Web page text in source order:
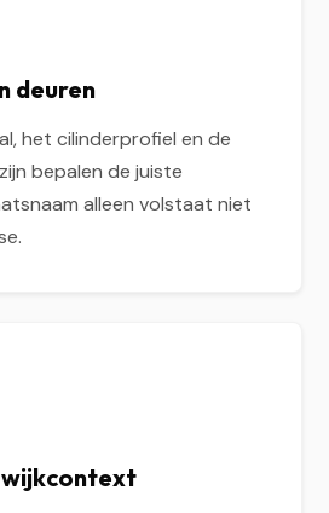
deuren
het cilinderprofiel en de
bepalen de juiste
alleen volstaat niet
wijkcontext